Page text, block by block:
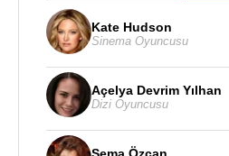
Kate Hudson
Sinema Oyuncusu
Açelya Devrim Yılhan
Dizi Oyuncusu
Sema Özcan